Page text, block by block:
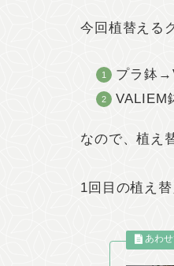
今回植替える
プラ鉢
VALIEM
なので、植え
1回目の植え